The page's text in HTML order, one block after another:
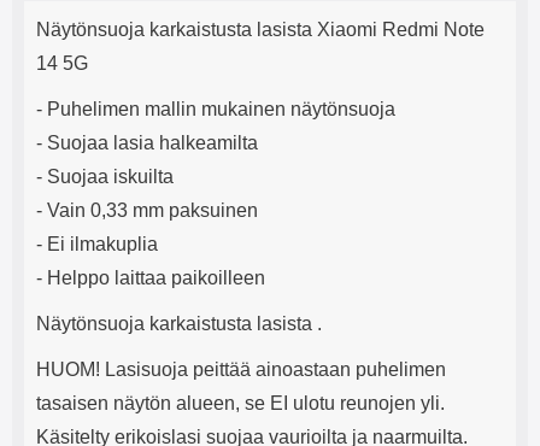
Max Output: USB: DC5V/3.0A
9V/2.22A (PD20W)
12V/1.67A(PD20W) Total Effekt:
Tuotekuvaus
Näytönsuoja karkaistusta lasista Xiaomi Redmi Note
14 5G
- Puhelimen mallin mukainen näytönsuoja
- Suojaa lasia halkeamilta
- Suojaa iskuilta
- Vain 0,33 mm paksuinen
- Ei ilmakuplia
- Helppo laittaa paikoilleen
Näytönsuoja karkaistusta lasista .
HUOM! Lasisuoja peittää ainoastaan puhelimen
tasaisen näytön alueen, se EI ulotu reunojen yli.
Käsitelty erikoislasi suojaa vaurioilta ja naarmuilta.